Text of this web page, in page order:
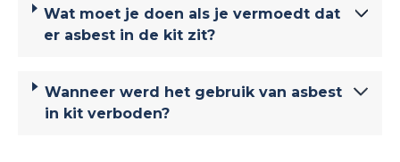
Wat moet je doen als je vermoedt dat
er asbest in de kit zit?
Wanneer werd het gebruik van asbest
in kit verboden?